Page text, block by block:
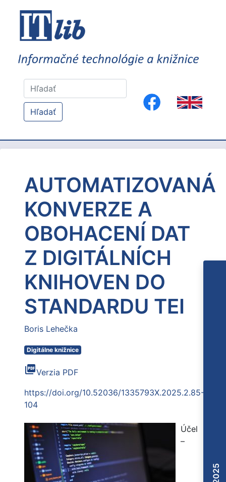
Hľadať
AUTOMATIZOVANÁ
KONVERZE A
OBOHACENÍ DAT
Z DIGITÁLNÍCH
KNIHOVEN DO
STANDARDU TEI
Boris Lehečka
Digitálne knižnice
picture_as_pdfVerzia PDF
https://doi.org/10.52036/1335793X.2025.2.85-
104
Účel
–